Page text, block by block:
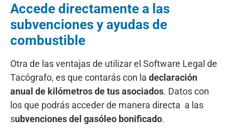
Accede directamente a las
subvenciones y ayudas de
combustible
Otra de las ventajas de utilizar el Software Legal de
Tacógrafo, es que contarás con la declaración
anual de kilómetros de tus asociados. Datos con
los que podrás acceder de manera directa a las
subvenciones del gasóleo bonificado.